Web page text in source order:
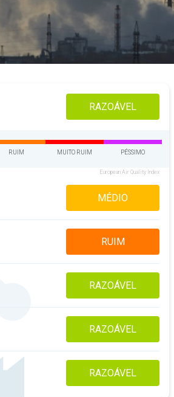
RAZOÁVEL
RUIM MUITO RUIM PÉSSIMO
European Air Quality Index
MÉDIO
RUIM
RAZOÁVEL
RAZOÁVEL
RAZOÁVEL